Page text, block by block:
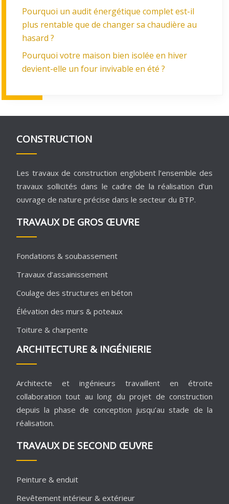
Pourquoi un audit énergétique complet est-il
plus rentable que de changer sa chaudière au
hasard ?
Pourquoi votre maison bien isolée en hiver
devient-elle un four invivable en été ?
CONSTRUCTION
Les travaux de construction englobent l’ensemble des
travaux sollicités dans le cadre de la réalisation d’un
ouvrage de nature précise dans le secteur du BTP.
TRAVAUX DE GROS ŒUVRE
Fondations & soubassement
Travaux d’assainissement
Coulage des structures en béton
Élévation des murs & poteaux
Toiture & charpente
ARCHITECTURE & INGÉNIERIE
Architecte et ingénieurs travaillent en étroite
collaboration tout au long du projet de construction
depuis la phase de conception jusqu’au stade de la
réalisation.
TRAVAUX DE SECOND ŒUVRE
Peinture & enduit
Revêtement intérieur & extérieur